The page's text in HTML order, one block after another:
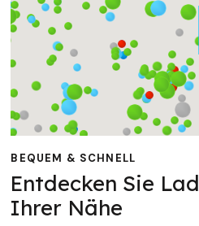
BEQUEM & SCHNELL
Entdecken Sie
Ihrer Nähe